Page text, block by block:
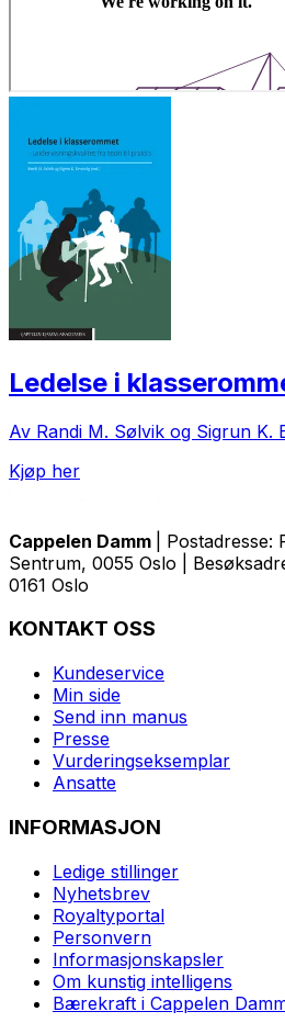
Ledelse i
Av Randi M. Sølvik og Sigrun K.
Kjøp her
Cappelen Damm
|
Sentrum, 0055 Oslo |
0161 Oslo
KONTAKT OSS
Kundeservice
Min side
Send inn manus
Presse
Vurderingseksemplar
Ansatte
INFORMASJON
Ledige stillinger
Nyhetsbrev
Royaltyportal
Personvern
Informasjonskapsler
Om kunstig intelligens
Bærekraft i Cappelen